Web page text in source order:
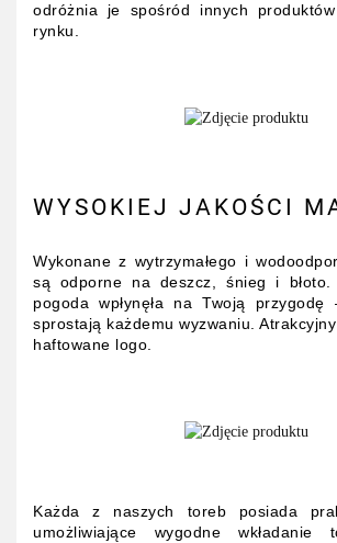
odróżnia je spośród innych
rynku.
WYSOKIEJ JAKOŚCI
Wykonane z wytrzymałego i
są odporne na deszcz, śnieg i
pogoda wpłynęła na Twoją
sprostają każdemu wyzwaniu.
haftowane logo.
Każda z naszych toreb posiada
umożliwiające wygodne